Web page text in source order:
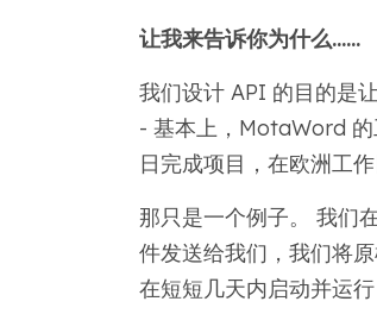
让我来告诉你为什么……
我们设计 API 的目的是
- 基本上，MotaWord
日完成项目，在欧洲工
那只是一个例子。 我们
件发送给我们，我们将
在短短几天内启动并运